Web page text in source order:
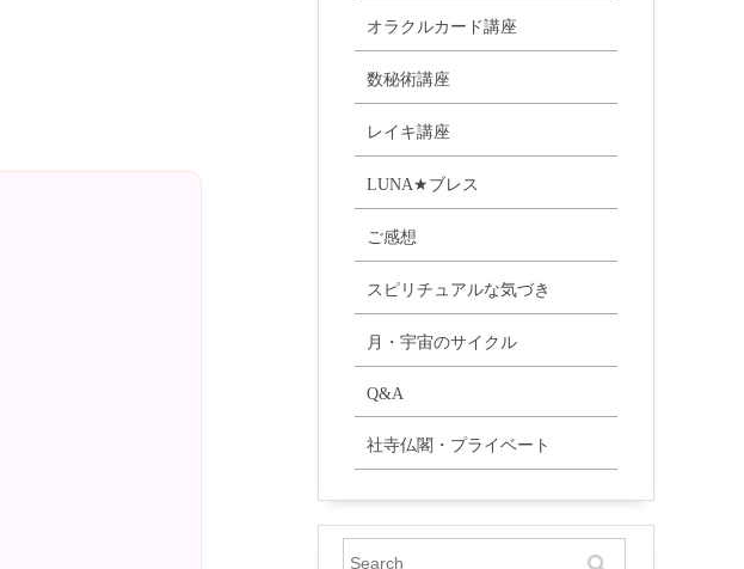
オラクルカード講座
数秘術講座
レイキ講座
LUNA★ブレス
ご感想
スピリチュアルな気づき
月・宇宙のサイクル
Q&A
社寺仏閣・プライベート